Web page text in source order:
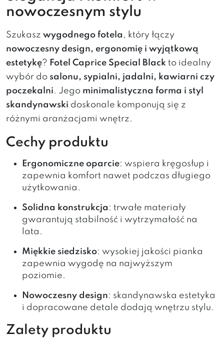
nowoczesnym stylu
Szukasz wygodnego fotela , który łączy
nowoczesny design, ergonomię i wyjątkową
estetykę? Fotel Caprice Special Black to idealny
wybór do salonu, sypialni, jadalni, kawiarni czy
poczekalni. Jego minimalistyczna forma i styl
skandynawski doskonale komponują się z
różnymi aranżacjami wnętrz.
Cechy produktu
Ergonomiczne oparcie: wspiera kręgosłup i
zapewnia komfort nawet podczas długiego
użytkowania.
Solidna konstrukcja : trwałe materiały
gwarantują stabilność i wytrzymałość na
lata.
Miękkie siedzisko: wysokiej jakości pianka
zapewnia wygodę na najwyższym
poziomie.
Nowoczesny design: skandynawska estetyka
i dopracowane detale dodają wnętrzu stylu.
Zalety produktu